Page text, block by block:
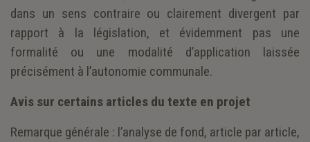
dans un sens contraire ou clairement divergent par
rapport à la législation, et évidemment pas une
formalité ou une modalité d’application laissée
précisément à l’autonomie communale.
Avis sur certains articles du texte en projet
Remarque générale : l’analyse de fond, article par article,